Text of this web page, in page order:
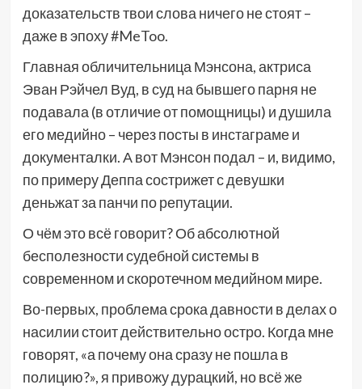
доказательств твои слова ничего не стоят –
даже в эпоху #MeToo.
Главная обличительница Мэнсона, актриса
Эван Рэйчел Вуд, в суд на бывшего парня не
подавала (в отличие от помощницы) и душила
его медийно – через посты в инстаграме и
документалки. А вот Мэнсон подал – и, видимо,
по примеру Деппа сострижет с девушки
деньжат за панчи по репутации.
О чём это всё говорит? Об абсолютной
бесполезности судебной системы в
современном и скоротечном медийном мире.
Во-первых, проблема срока давности в делах о
насилии стоит действительно остро. Когда мне
говорят, «а почему она сразу не пошла в
полицию?», я привожу дурацкий, но всё же